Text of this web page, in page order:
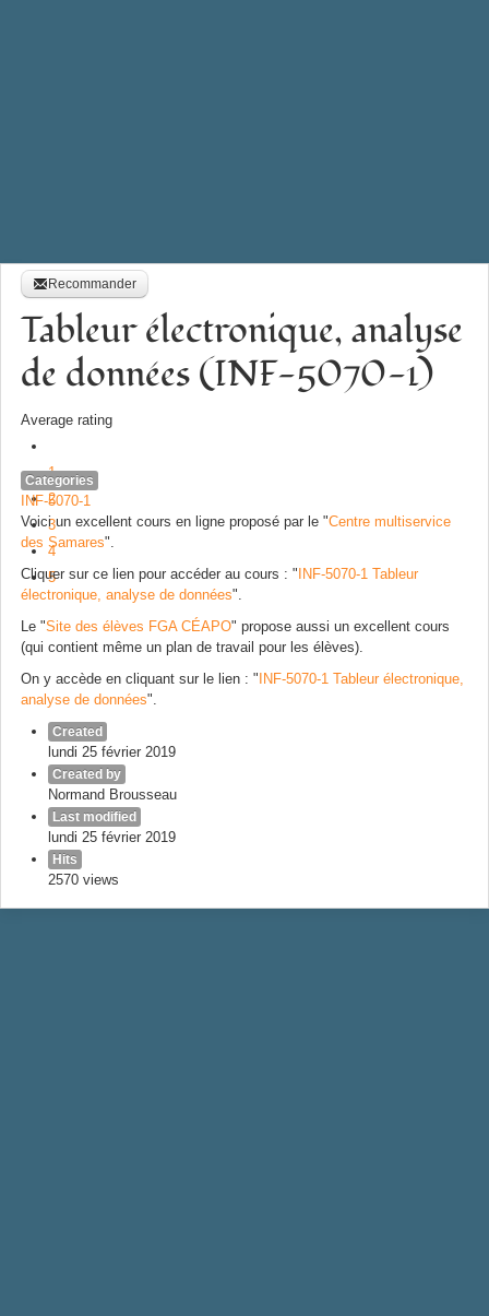
Recommander
Tableur électronique, analyse
de données (​INF-5070-1)
Average rating
1
2
3
4
5
Categories
INF-5070-1
Voici un excellent cours en ligne proposé par le "​Centre multiservice
des Samares".
Cliquer sur ce lien pour accéder au cours : " ​INF-5070-1 Tableur
électronique, analyse de données".
Le "Site des élèves FGA CÉAPO" propose aussi un excellent cours
(qui contient même un plan de travail pour les élèves).
On y accède en cliquant sur le lien : " INF-5070-1 Tableur électronique,
analyse de données".
Created
lundi 25 février 2019
Created by
Normand Brousseau
Last modified
lundi 25 février 2019
Hits
2570 views